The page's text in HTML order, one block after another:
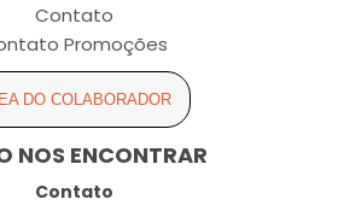
Contato
Promoções
DO COLABORADOR
NOS ENCONTRAR
Contato